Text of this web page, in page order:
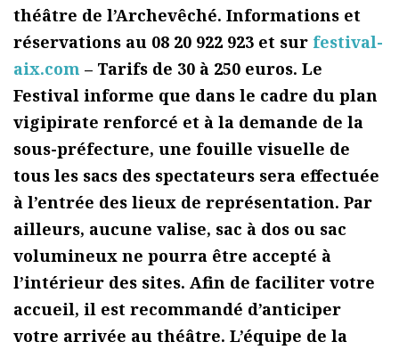
théâtre de l’Archevêché. Informations et
réservations au 08 20 922 923 et sur festival-
aix.com – Tarifs de 30 à 250 euros. Le
Festival informe que dans le cadre du plan
vigipirate renforcé et à la demande de la
sous-préfecture, une fouille visuelle de
tous les sacs des spectateurs sera effectuée
à l’entrée des lieux de représentation. Par
ailleurs, aucune valise, sac à dos ou sac
volumineux ne pourra être accepté à
l’intérieur des sites. Afin de faciliter votre
accueil, il est recommandé d’anticiper
votre arrivée au théâtre. L’équipe de la